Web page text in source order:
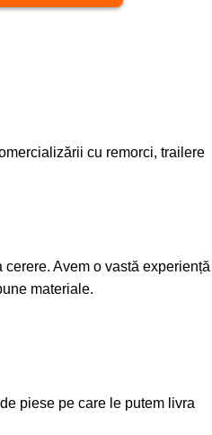
cu remorci, trailere
Avem o vastă experiență
materiale.
piese pe care le putem livra